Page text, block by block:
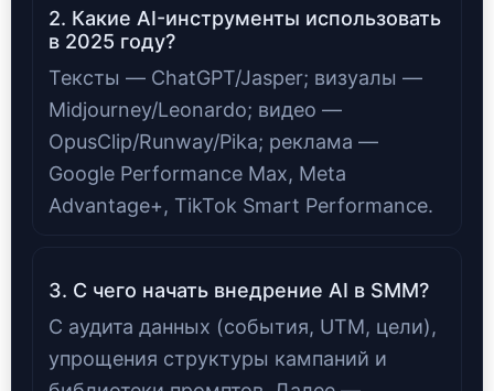
2. Какие AI-инструменты использовать
в 2025 году?
Тексты — ChatGPT/Jasper; визуалы —
Midjourney/Leonardo; видео —
OpusClip/Runway/Pika; реклама —
Google Performance Max, Meta
Advantage+, TikTok Smart Performance.
3. С чего начать внедрение AI в SMM?
С аудита данных (события, UTM, цели),
упрощения структуры кампаний и